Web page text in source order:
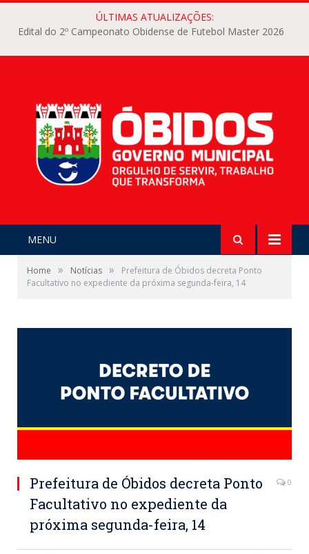
ÚLTIMAS ATUALIZAÇÕES:
Edital do 2º Campeonato Obidense de Futebol Master 2026
MENU
Home » Notícias »
Prefeitura de Óbidos decreta Ponto
Facultativo no expediente da próxima segunda-feira, 14
Prefeitura de Óbidos decreta Ponto
Facultativo no expediente da
próxima segunda-feira, 14
0